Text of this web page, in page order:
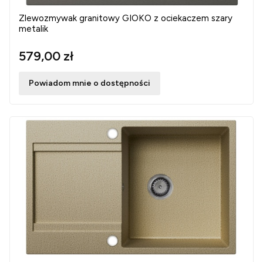
Zlewozmywak granitowy GIOKO z ociekaczem szary
metalik
579,00 zł
Powiadom mnie o dostępności